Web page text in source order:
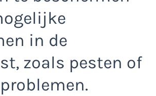
in de
zoals pesten of